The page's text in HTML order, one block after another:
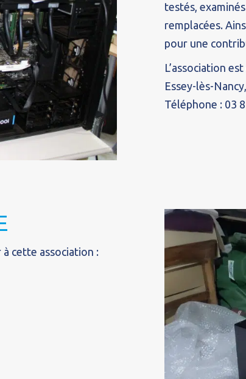
testés,
remplacées.
pour une
L’association
Essey-lès-
Téléphone : 03
cette association :